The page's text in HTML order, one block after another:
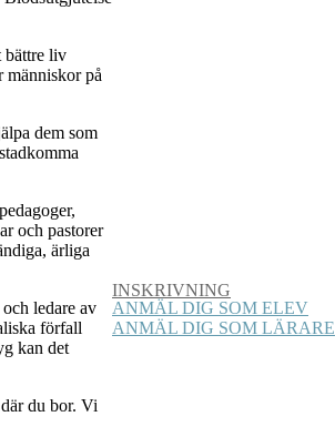
bättre liv
människor på
dem som
och pastorer
ärliga
ledare av
förfall
kan det
du bor. Vi
INSKRIVNING
ANMÄL DIG SOM ELEV
ANMÄL DIG SOM LÄRARE